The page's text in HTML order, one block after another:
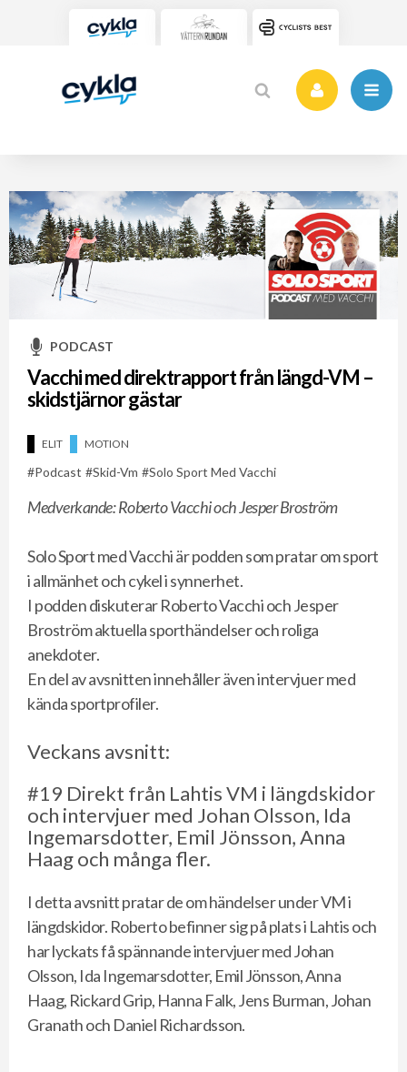
PODCAST
Vacchi med direktrapport från längd-VM –
skidstjärnor gästar
ELIT MOTION
Podcast Skid-Vm Solo Sport Med Vacchi
Medverkande: Roberto Vacchi och Jesper Broström
Solo Sport med Vacchi är podden som pratar om sport
i allmänhet och cykel i synnerhet.
I podden diskuterar Roberto Vacchi och Jesper
Broström aktuella sporthändelser och roliga
anekdoter.
En del av avsnitten innehåller även intervjuer med
kända sportprofiler.
Veckans avsnitt:
#19 Direkt från Lahtis VM i längdskidor
och intervjuer med Johan Olsson, Ida
Ingemarsdotter, Emil Jönsson, Anna
Haag och många fler.
I detta avsnitt pratar de om händelser under VM i
längdskidor. Roberto befinner sig på plats i Lahtis och
har lyckats få spännande intervjuer med Johan
Olsson, Ida Ingemarsdotter, Emil Jönsson, Anna
Haag, Rickard Grip, Hanna Falk, Jens Burman, Johan
Granath och Daniel Richardsson.